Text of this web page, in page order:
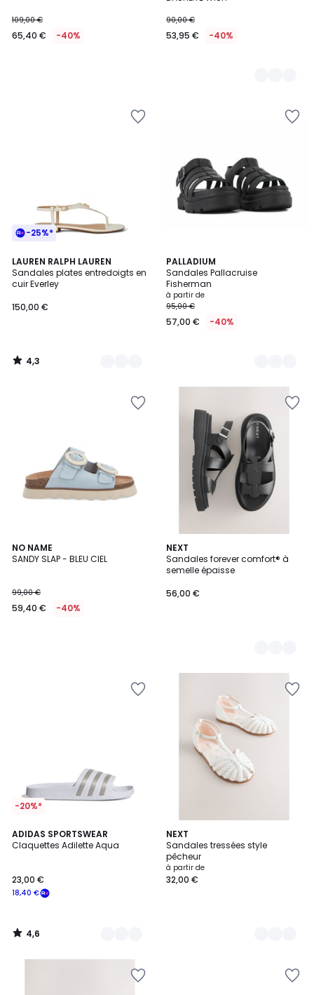
109,00 €
65,40 € -40%
90,00 €
53,95 € -40%
-25%*
LAUREN RALPH LAUREN
Sandales plates entredoigts en
cuir Everley
150,00 €
4,3
/ 5
3
Couleurs
4,3
/
PALLADIUM
Sandales Pallacruise
Fisherman
à partir de
95,00 €
57,00 € -40%
4
Couleurs
NO NAME
SANDY SLAP - BLEU CIEL
99,00 €
59,40 € -40%
NEXT
Sandales forever comfort® à
semelle épaisse
56,00 €
3
Couleurs
-20%*
ADIDAS SPORTSWEAR
Claquettes Adilette Aqua
18,40 €
23,00 €
4,6
/ 5
2
Couleurs
4,6
/
NEXT
Sandales tressées style
pêcheur
à partir de
32,00 €
3
Couleurs